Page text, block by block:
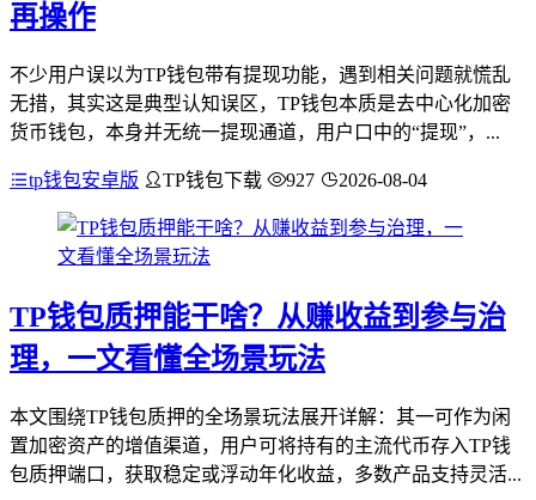
再操作
不少用户误以为TP钱包带有提现功能，遇到相关问题就慌乱
无措，其实这是典型认知误区，TP钱包本质是去中心化加密
货币钱包，本身并无统一提现通道，用户口中的“提现”，...
tp钱包安卓版 TP钱包下载 927 2026-08-04
TP钱包质押能干啥？从赚收益到参与治
理，一文看懂全场景玩法
本文围绕TP钱包质押的全场景玩法展开详解：其一可作为闲
置加密资产的增值渠道，用户可将持有的主流代币存入TP钱
包质押端口，获取稳定或浮动年化收益，多数产品支持灵活...